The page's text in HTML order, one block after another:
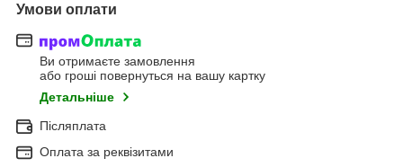
Умови оплати
Ви отримаєте замовлення
або гроші повернуться на вашу картку
Детальніше
Післяплата
Оплата за реквізитами